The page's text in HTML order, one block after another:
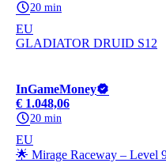
20 min
EU
GLADIATOR DRUID S12
InGameMoney
€ 1.048,06
20 min
EU
🌟 Mirage Raceway – Level